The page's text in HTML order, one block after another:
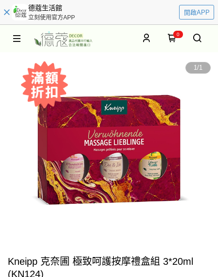
德蔻生活館
立刻使用官方APP
開啟APP
0
1/1
Kneipp 克奈圃 極致呵護按摩禮盒組 3*20ml
(KN124)